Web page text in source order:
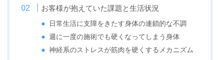
お客様が抱えていた課題と生活状況
日常生活に支障をきたす身体の連鎖的な不調
週に一度の施術でも硬くなってしまう身体
神経系のストレスが筋肉を硬くするメカニズム